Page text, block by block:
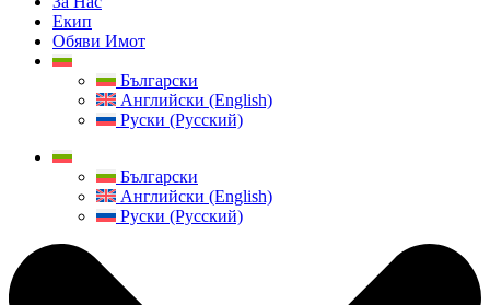
Екип
Обяви Имот
Български
Английски (English)
Руски (Русский)
Български
Английски (English)
Руски (Русский)